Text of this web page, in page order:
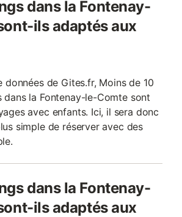
dans la Fontenay-
ils adaptés aux
données de Gites.fr, Moins de 10
dans la Fontenay-le-Comte sont
avec enfants. Ici, il sera donc
simple de réserver avec des
dans la Fontenay-
ils adaptés aux